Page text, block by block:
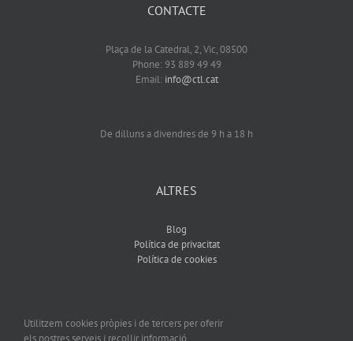
CONTACTE
Plaça de la Catedral, 2, Vic, 08500
Phone: 93 889 49 49
Email: info@ctl.cat
De dilluns a divendres de 9 h a 18 h
ALTRES
Blog
Política de privacitat
Política de cookies
Utilitzem cookies pròpies i de tercers per oferir
els nostres serveis i recollir informació